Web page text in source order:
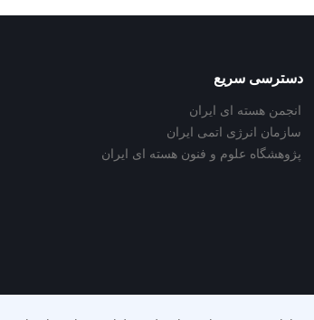
دسترسی سریع
انجمن هسته ای ایران
سازمان انرژی اتمی ایران
پژوهشگاه علوم و فنون هسته ای ایران